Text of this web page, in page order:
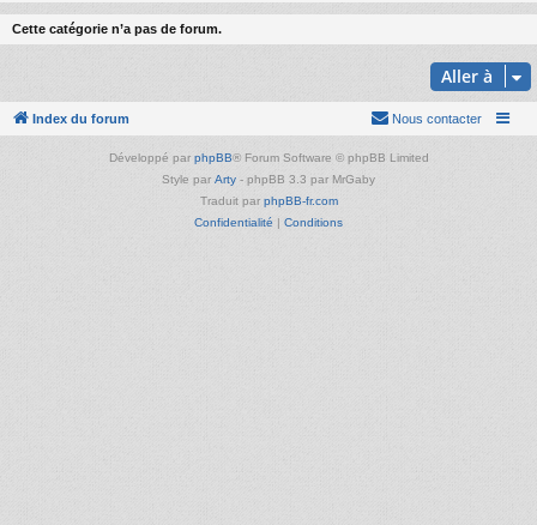
Cette catégorie n’a pas de forum.
Aller à
Index du forum Nous contacter
Développé par phpBB® Forum Software © phpBB Limited
Style par Arty - phpBB 3.3 par MrGaby
Traduit par phpBB-fr.com
Confidentialité | Conditions